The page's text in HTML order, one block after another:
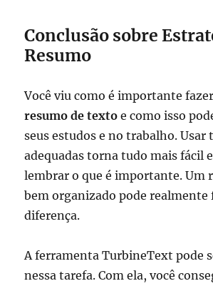
Conclusão sobre
Resumo
Você viu como é importante
resumo de texto e como isso
seus estudos e no trabalho. Usar
adequadas torna tudo mais fácil
lembrar o que é importante. Um
bem organizado pode realmente
diferença.
A ferramenta TurbineText pode
nessa tarefa. Com ela, você